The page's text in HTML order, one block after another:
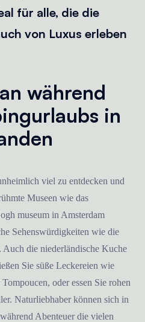
für alle, die die
von Luxus erleben
während
in
viel zu entdecken und
Museen wie das
museum in Amsterdam
Sehenswürdigkeiten wie die
die niederländische Kuche
Sie süße Leckereien wie
oder essen Sie rohen
Naturliebhaber können sich in
Abenteuer die vielen